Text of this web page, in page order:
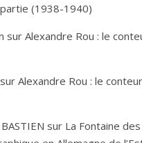
(1938-1940)
sur Alexandre Rou : le
sur Alexandre Rou : le
sur La Fontaine